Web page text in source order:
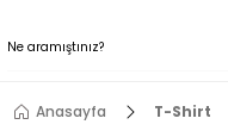
Anasayfa T-Shirt